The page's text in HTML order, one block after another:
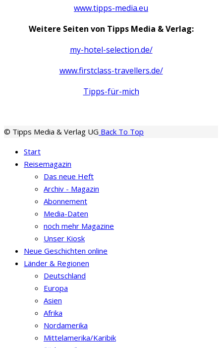
www.tipps-media.eu
Weitere Seiten von Tipps Media & Verlag:
my-hotel-selection.de/
www.firstclass-travellers.de/
Tipps-für-mich
© Tipps Media & Verlag UG Back To Top
Start
Reisemagazin
Das neue Heft
Archiv - Magazin
Abonnement
Media-Daten
noch mehr Magazine
Unser Kiosk
Neue Geschichten online
Länder & Regionen
Deutschland
Europa
Asien
Afrika
Nordamerika
Mittelamerika/Karibik